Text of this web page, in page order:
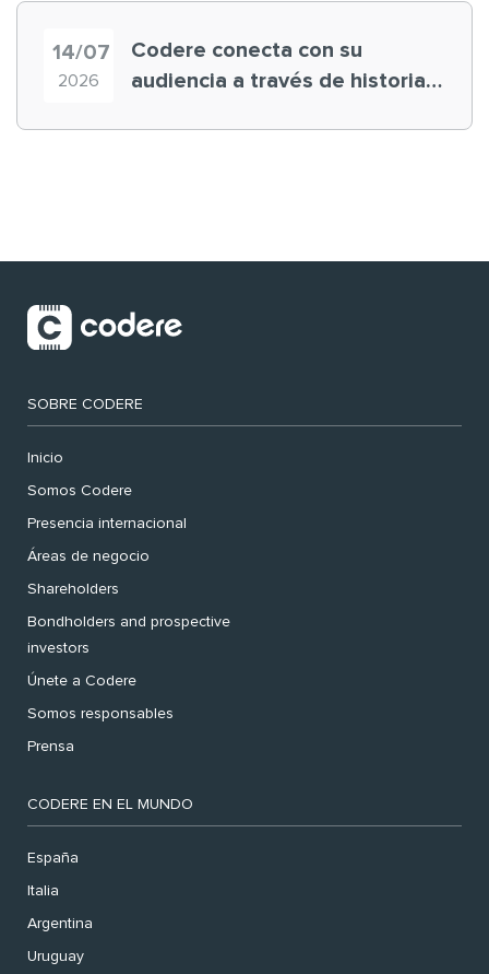
14/07
2026
Codere conecta con su
audiencia a través de historias
SOBRE CODERE
Inicio
Somos Codere
Presencia internacional
Áreas de negocio
Shareholders
Bondholders and prospective
investors
Únete a Codere
Somos responsables
Prensa
CODERE EN EL MUNDO
España
Italia
Argentina
Uruguay